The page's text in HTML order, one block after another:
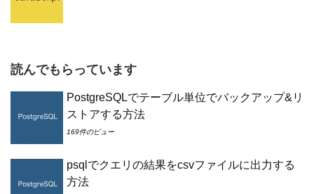
読んでもらっています
PostgreSQLでテーブル単位でバックアップ&リ
ストアする方法
169件のビュー
psqlでクエリの結果をcsvファイルに出力する
方法